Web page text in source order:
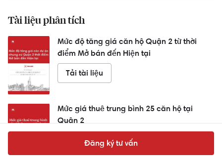
Tài liệu phân tích
Mức độ tăng giá căn hộ Quận 2 từ thời
điểm Mở bán đến Hiện tại
Tải tài liệu
Mức giá thuê trung bình 25 căn hộ tại
Quận 2
Tải tài liệu
Đăng ký tư vấn